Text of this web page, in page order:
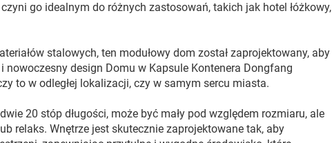
go idealnym do różnych zastosowań, takich jak hotel łóżkowy,
stalowych, ten modułowy dom został zaprojektowany, aby
design Domu w Kapsule Kontenera Dongfang
to w odległej lokalizacji, czy w samym sercu miasta.
20 stóp długości, może być mały pod względem rozmiaru, ale
relaks. Wnętrze jest skutecznie zaprojektowane tak, aby